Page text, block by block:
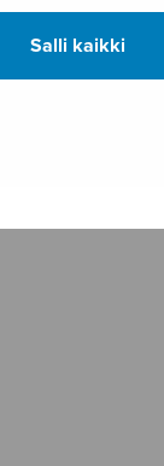
Salli kaikki